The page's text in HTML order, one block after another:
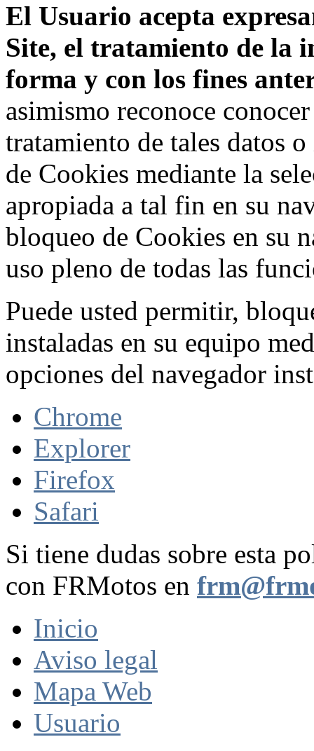
El Usuario acepta
Site, el tratamiento de la
forma y con los fines
asimismo reconoce
tratamiento de tales datos
de Cookies mediante la
apropiada a tal fin en su
bloqueo de Cookies en su
uso pleno de todas las
Puede usted permitir,
instaladas en su equipo
opciones del navegador
Chrome
Explorer
Firefox
Safari
Si tiene dudas sobre esta
con FRMotos en
Inicio
Aviso legal
Mapa Web
Usuario